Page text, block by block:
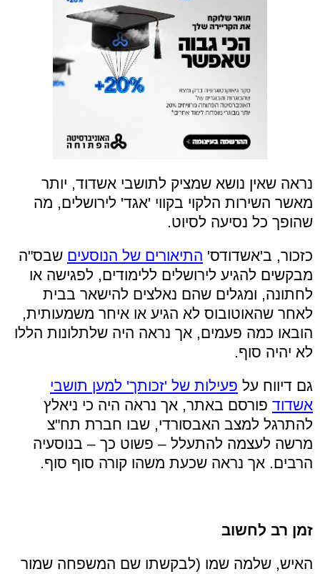
נראה שאין נושא שמציק לתושבי אשדוד, יותר
מאשר השירות הלקוי בקווי 'אגד' לירושלים, מה
שהופך כל נסיעה לסיוט.
כזכור, ב'אשדודס' התיאורים של הנוסעים שבס"ה
מבקשים להגיע לירושלים ללימודים, לפגישה או
לחתונה, ומגלים שהם נאלצים להישאר בבית
לאחר שהאוטובוס לא הגיע או איחר משמעותית,
הובאו כמה פעמים, אך נראה היה שלתלונות הללו
לא יהיה סוף.
גם דיווח על פעילות של 'זכותך' למען תושבי
אשדוד פורסם באתר, אך נראה היה כי ניאלץ
להתרגל למצב האבסורדי, שבו חברת תח"צ
מרשה לעצמה להתעלל – פשוט כך – בנוסעיה
הרבים. אך נראה שכעת משהו קורה סוף סוף.
זמן רב לחשוב
האיש, שלמה שמו (לבקשתו שם המשפחה שמור